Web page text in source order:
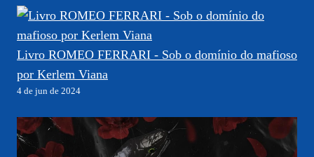
Livro ROMEO FERRARI - Sob o domínio do mafioso
por Kerlem Viana
4 de jun de 2024